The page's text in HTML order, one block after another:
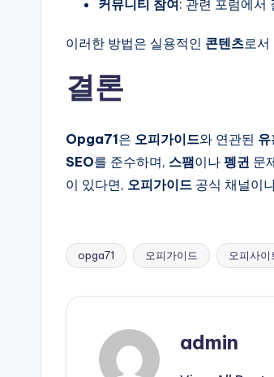
커뮤니티 참여: 관련 포럼에서
이러한 방법은 실용적인 콘텐츠로
결론
Opga71은 오피가이드와 연관된
SEO를 준수하며, 스팸이나 펭귄 문
이 있다면, 오피가이드 공식 채널이
Tags:
opga71 오피가이드 오피사이
admin